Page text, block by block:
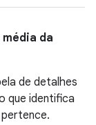
média da
de detalhes
que identifica